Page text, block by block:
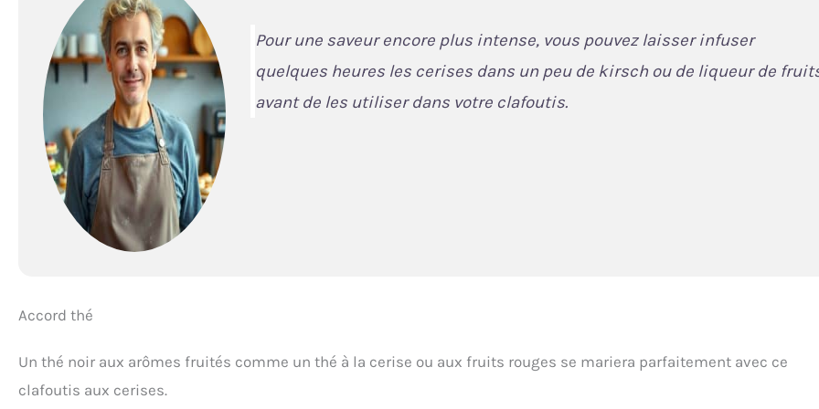
Pour une saveur encore plus intense, vous pouvez laisser infuser
quelques heures les cerises dans un peu de kirsch ou de liqueur de
avant de les utiliser dans votre clafoutis.
Accord thé
Un thé noir aux arômes fruités comme un thé à la cerise ou aux fruits rouges se mariera parfaitement avec ce
clafoutis aux cerises.